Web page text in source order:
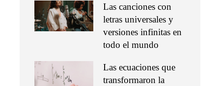
Las canciones con
letras universales y
versiones infinitas en
todo el mundo
Las ecuaciones que
transformaron la